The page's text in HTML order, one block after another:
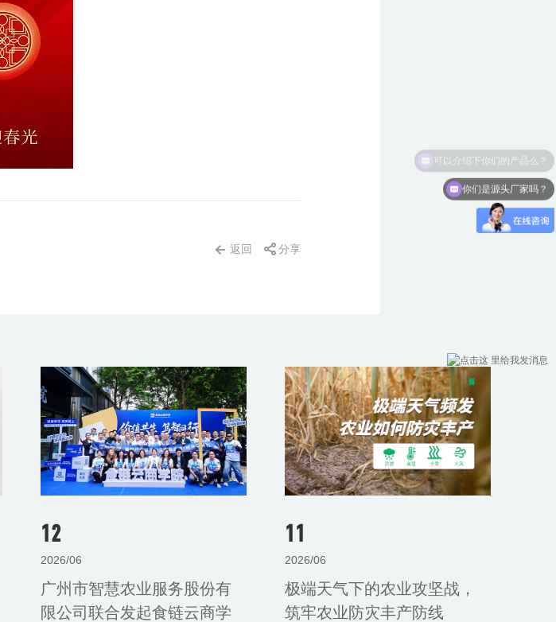
返回 分享
12
2026/06
广州市智慧农业服务股份有
限公司联合发起食链云商学
11
2026/06
极端天气下的农业攻坚战，
筑牢农业防灾丰产防线
你们是源头厂家吗？